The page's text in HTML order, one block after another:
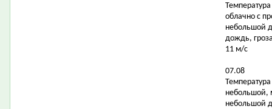
облачно с
небольшой
дождь,
11 м/с
07.08
небольшой,
небольшой